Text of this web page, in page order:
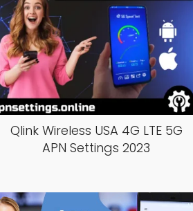
Qlink Wireless USA 4G LTE 5G
APN Settings 2023